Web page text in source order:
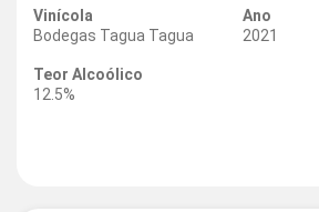
Vinícola
Bodegas Tagua Tagua
Ano
2021
Teor Alcoólico
12.5%